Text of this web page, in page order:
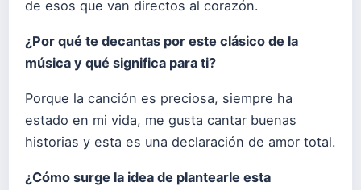
de esos que van directos al corazón.
¿Por qué te decantas por este clásico de la
música y qué significa para ti?
Porque la canción es preciosa, siempre ha
estado en mi vida, me gusta cantar buenas
historias y esta es una declaración de amor total.
¿Cómo surge la idea de plantearle esta